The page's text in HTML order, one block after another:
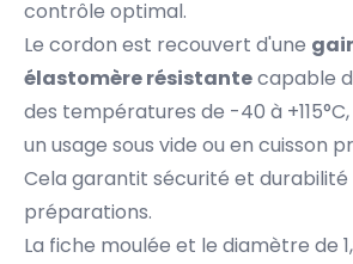
contrôle optimal.
Le cordon est recouvert d'une
élastomère résistantecapable
des températures de -40 à
un usage sous vide ou en cuisson
Cela garantit sécurité et durabilité
préparations.
La fiche moulée et le diamètre de